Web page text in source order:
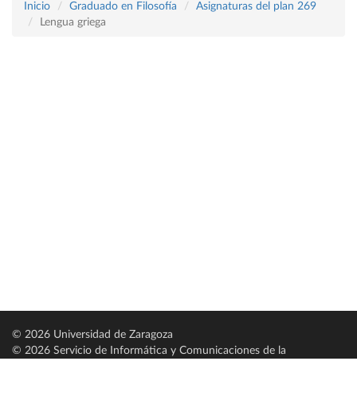
Inicio Graduado en Filosofía
Asignaturas del plan 269
Lengua griega
© 2026 Universidad de Zaragoza
© 2026 Servicio de Informática y Comunicaciones de la